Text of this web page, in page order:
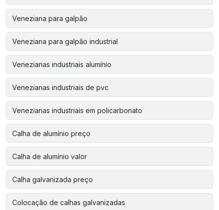
Veneziana para galpão
Veneziana para galpão industrial
Venezianas industriais alumínio
Venezianas industriais de pvc
Venezianas industriais em policarbonato
Calha de alumínio preço
Calha de alumínio valor
Calha galvanizada preço
Colocação de calhas galvanizadas